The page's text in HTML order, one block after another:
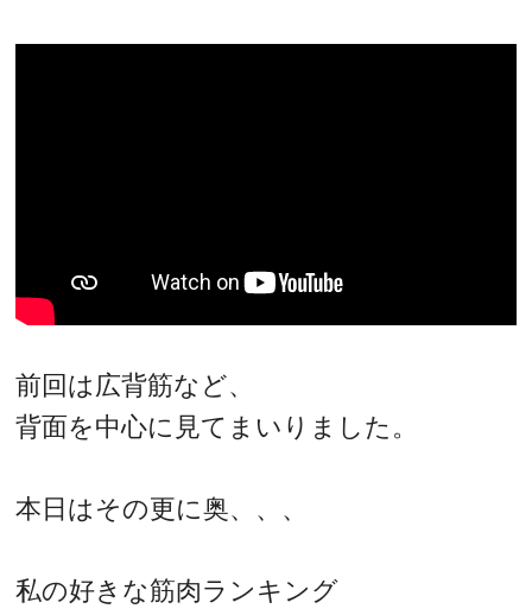
前回は広背筋など、
背面を中心に見てまいりました。
本日はその更に奥、、、
私の好きな筋肉ランキング